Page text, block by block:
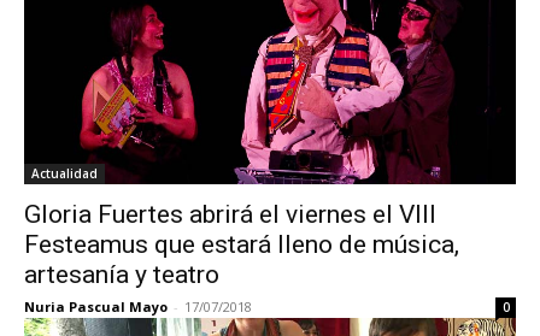
Actualidad
Gloria Fuertes abrirá el viernes el VIII
Festeamus que estará lleno de música,
artesanía y teatro
Nuria Pascual Mayo - 17/07/2018 0